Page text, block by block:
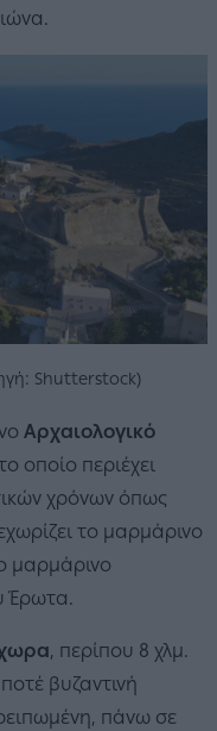
Shutterstock)
Αρχαιολογικό
οποίο περιέχει
χρόνων όπως
το μαρμάρινο
μαρμάρινο
Έρωτα.
, περίπου 8 χλμ.
βυζαντινή
πάνω σε